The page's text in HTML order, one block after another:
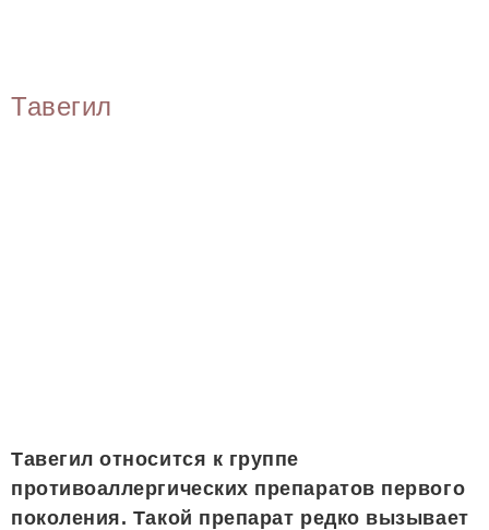
Тавегил
Тавегил относится к группе
противоаллергических препаратов первого
поколения. Такой препарат редко вызывает